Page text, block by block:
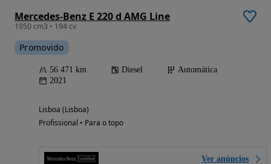
Mercedes-Benz E 220 d AMG Line
1950 cm3 • 194 cv
Promovido
56 471 km Diesel
Automática
2021
Lisboa (Lisboa)
Profissional • Para o topo
Ver anúncios